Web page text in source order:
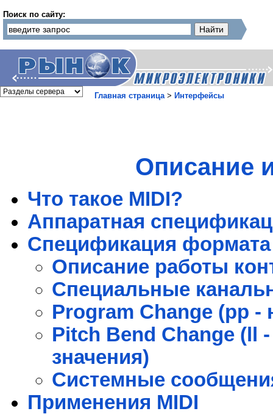
Поиск по сайту:
Главная страница> Интерфейсы
Описание
Что такое MIDI?
Аппаратная
Спецификация
Описание работы
Специальные
Program Change (pp -
Pitch Bend Change (ll
значения)
Системные
Применения MIDI